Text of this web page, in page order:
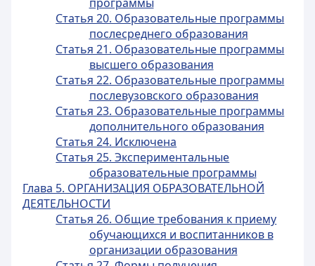
Статья 20. Образовательные программы
послесреднего образования
Статья 21. Образовательные программы
высшего образования
Статья 22. Образовательные программы
послевузовского образования
Статья 23. Образовательные программы
дополнительного образования
Статья 24. Исключена
Статья 25. Экспериментальные
образовательные программы
Глава 5. ОРГАНИЗАЦИЯ ОБРАЗОВАТЕЛЬНОЙ
ДЕЯТЕЛЬНОСТИ
Статья 26. Общие требования к приему
обучающихся и воспитанников в
организации образования